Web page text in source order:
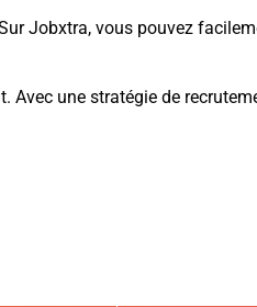
Jobxtra, vous pouvez
une stratégie de